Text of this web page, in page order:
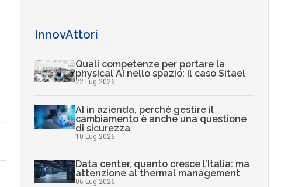
InnovAttori
Quali competenze per portare la
physical AI nello spazio: il caso Sitael
22 Lug 2026
AI in azienda, perché gestire il
cambiamento è anche una questione
di sicurezza
10 Lug 2026
Data center, quanto cresce l’Italia: ma
attenzione al thermal management
06 Lug 2026